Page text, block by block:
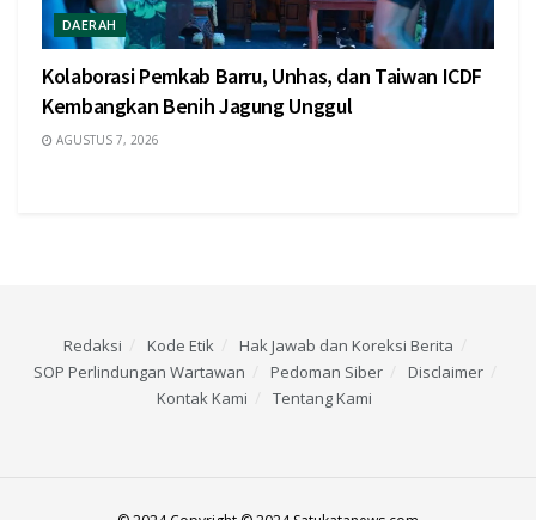
DAERAH
Kolaborasi Pemkab Barru, Unhas, dan Taiwan ICDF
Kembangkan Benih Jagung Unggul
AGUSTUS 7, 2026
Redaksi Kode Etik
Hak Jawab dan Koreksi Berita
SOP Perlindungan Wartawan
Pedoman Siber
Disclaimer
Kontak Kami
Tentang Kami